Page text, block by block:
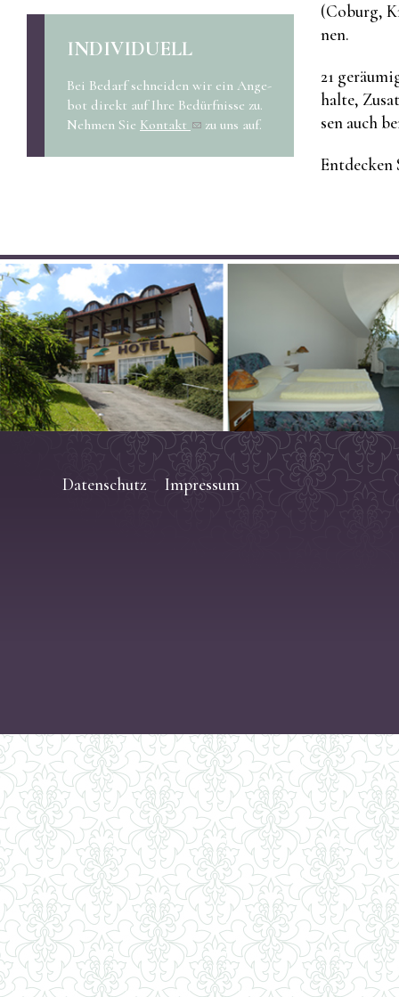
IN­DI­VI­DU­ELL
Bei Be­darf schnei­den wir ein An­ge­
bot di­rekt auf Ihre Be­dürf­nis­se zu.
Neh­men Sie Kon­takt zu uns auf.
(Co­burg,
nen.
21
hal­te,
sen auch
Ent­de­cken
Datenschutz Impressum